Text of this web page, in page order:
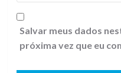
Salvar meus dados
próxima vez que eu